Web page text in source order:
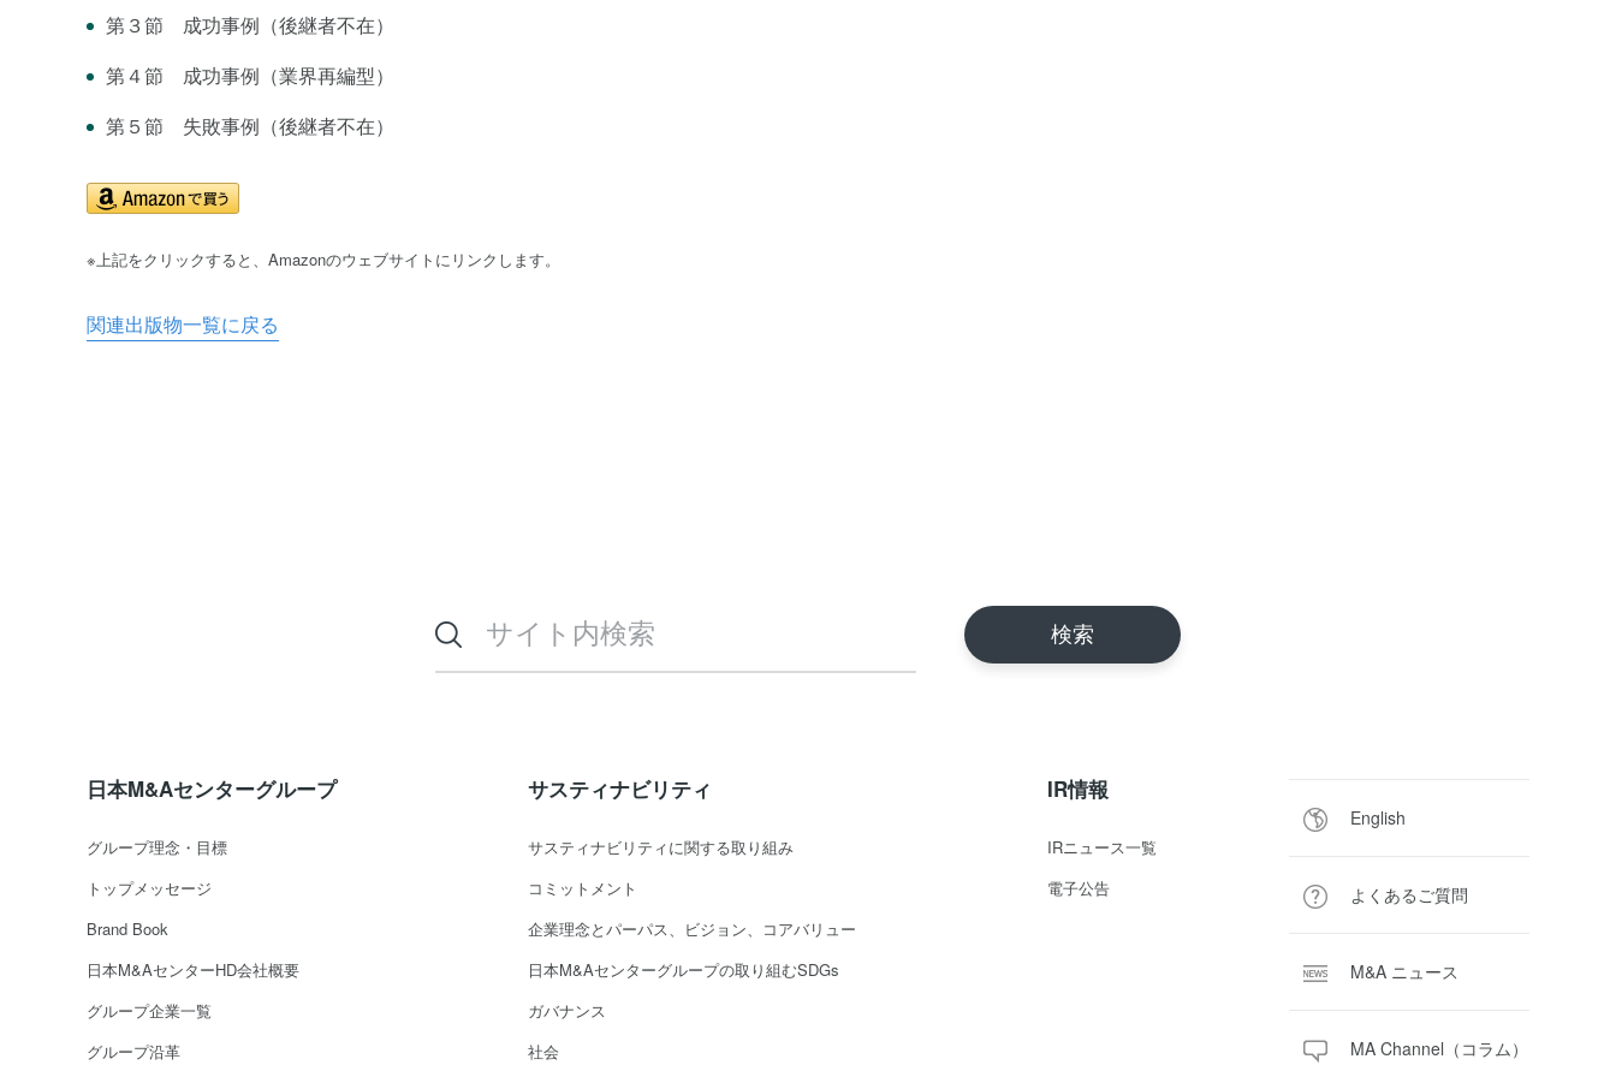
第３節 成功事例（後継者不在）
第４節 成功事例（業界再編型）
第５節 失敗事例（後継者不在）
※上記をクリックすると、Amazonのウェブサイトにリンクします。
関連出版物一覧に戻る
日本M&Aセンターグループ
グループ理念・目標
トップメッセージ
Brand Book
日本M&AセンターHD会社概要
グループ企業一覧
グループ沿革
サスティナビリティ
サスティナビリティに関する取り組み
コミットメント
企業理念とパーパス、ビジョン、コアバリュー
日本M&Aセンターグループの取り組むSDGs
ガバナンス
社会
IR情報
IRニュース一覧
電子公告
English
よくあるご質問
M&A ニュース
MA Channel（コラム）